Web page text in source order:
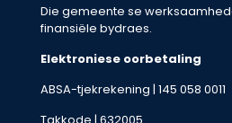
Die gemeente se
finansiële bydraes.
Elektroniese oorbetaling
ABSA-tjekrekening | 145 058 0011